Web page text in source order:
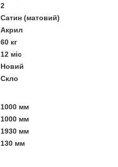
2
Сатин (матовий)
Акрил
60 кг
12 міс
Новий
Скло
1000 мм
1000 мм
1930 мм
130 мм